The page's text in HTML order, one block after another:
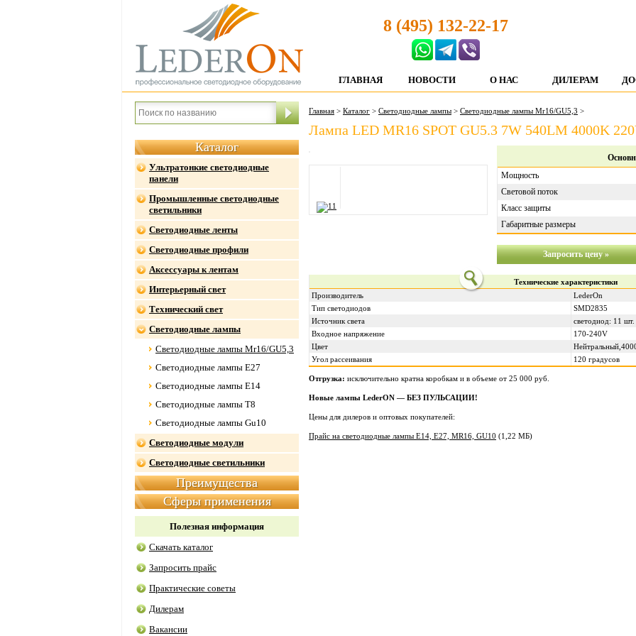
8 (495) 132-22-17
ГЛАВНАЯ НОВОСТИ О НАС ДИЛЕРАМ
Каталог
Ультратонкие светодиодные
панели
Промышленные светодиодные
светильники
Светодиодные ленты
Светодиодные профили
Аксессуары к лентам
Интерьерный свет
Технический свет
Светодиодные лампы
Светодиодные лампы Mr16/GU5,3
Светодиодные лампы E27
Светодиодные лампы E14
Светодиодные лампы Т8
Светодиодные лампы Gu10
Светодиодные модули
Светодиодные светильники
Преимущества
Сферы применения
Полезная информация
Скачать каталог
Запросить прайс
Практические советы
Дилерам
Вакансии
Главная > Каталог > Светодиодные лампы > Светодиодные лампы Mr16/GU5,3 >
Лампа LED MR16 SPOT GU5.3 7W 540LM 4000K
Мощность
Световой поток
Класс защиты
Габаритные размеры
Запросить цену »
Технические характеристики
Производитель
LederOn
Тип светодиодов
SMD2835
Источник света
светодиод: 11 шт.
Входное напряжение
170-240V
Цвет
Угол рассеивания
120 градусов
Отгрузка: исключительно кратна коробкам и в объеме от 25 000 руб.
Новые лампы LederON — БЕЗ ПУЛЬСАЦИИ!
Цены для дилеров и оптовых покупателей:
Прайс на светодиодные лампы Е14, Е27, MR16, GU10 (1,22 МБ)